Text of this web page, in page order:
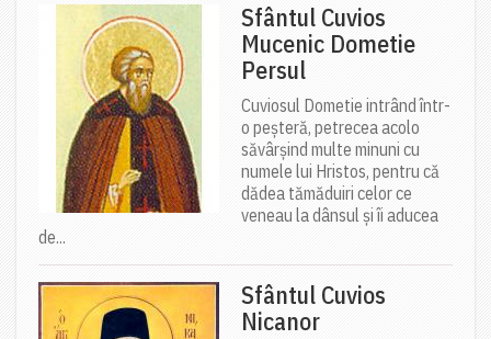
Sfântul Cuvios
Mucenic Dometie
Persul
Cuviosul Dometie intrând într-
o peșteră, petrecea acolo
săvârșind multe minuni cu
numele lui Hristos, pentru că
dădea tămăduiri celor ce
veneau la dânsul și îi aducea
de...
Sfântul Cuvios
Nicanor